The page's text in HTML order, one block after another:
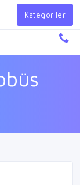
Giriş Yap
Kategoriler